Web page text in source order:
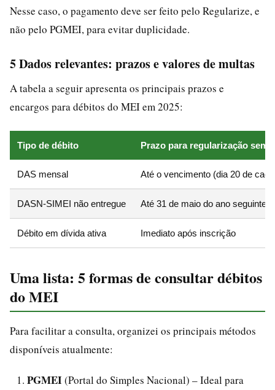
Nesse caso, o pagamento deve ser feito pelo Regularize, e
não pelo PGMEI, para evitar duplicidade.
5 Dados relevantes: prazos e valores de multas
A tabela a seguir apresenta os principais prazos e
encargos para débitos do MEI em 2025:
Tipo de débito Prazo para regularização sem
DAS mensal Até o vencimento (dia 20 de
DASN-SIMEI não entregue Até 31 de maio do ano seguinte
Débito em dívida ativa Imediato após inscrição
Uma lista: 5 formas de consultar débitos
do MEI
Para facilitar a consulta, organizei os principais métodos
disponíveis atualmente:
PGMEI(Portal do Simples Nacional) – Ideal para